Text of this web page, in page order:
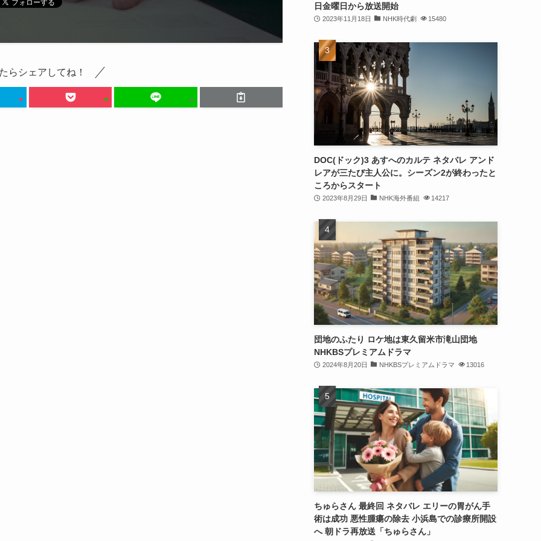
らシェアしてね！
日金曜日から放送開始
2023年11月18日 NHK時代劇 15480
DOC(ドック)3 あすへのカルテ ネタバレ アンド
レアが三たび主人公に。シーズン2が終わったと
ころからスタート
2023年8月29日 NHK海外番組 14217
団地のふたり ロケ地は東久留米市滝山団地
NHKBSプレミアムドラマ
2024年8月20日 NHKBSプレミアムドラマ 13016
ちゅらさん 最終回 ネタバレ エリーの胃がん手
術は成功 悪性腫瘍の除去 小浜島での診療所開設
へ 朝ドラ再放送「ちゅらさん」